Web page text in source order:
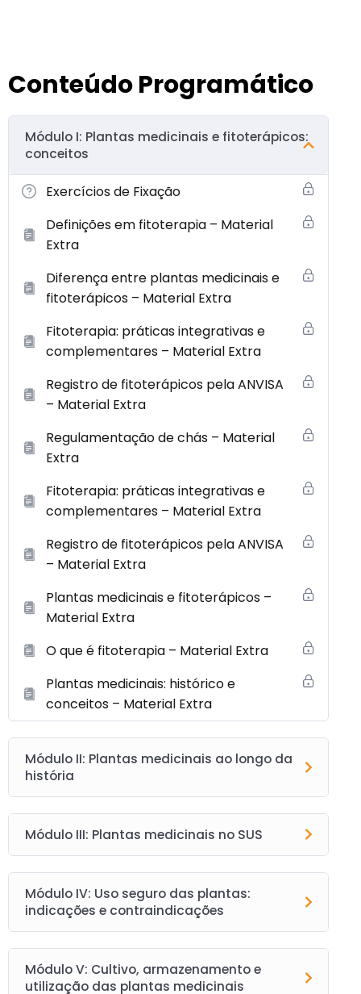
Conteúdo Programático
Módulo I: Plantas medicinais e fitoterápicos:
conceitos
Exercícios de Fixação
Definições em fitoterapia – Material
Extra
Diferença entre plantas medicinais e
fitoterápicos – Material Extra
Fitoterapia: práticas integrativas e
complementares – Material Extra
Registro de fitoterápicos pela ANVISA
– Material Extra
Regulamentação de chás – Material
Extra
Fitoterapia: práticas integrativas e
complementares – Material Extra
Registro de fitoterápicos pela ANVISA
– Material Extra
Plantas medicinais e fitoterápicos –
Material Extra
O que é fitoterapia – Material Extra
Plantas medicinais: histórico e
conceitos – Material Extra
Módulo II: Plantas medicinais ao longo da
história
Módulo III: Plantas medicinais no SUS
Módulo IV: Uso seguro das plantas:
indicações e contraindicações
Módulo V: Cultivo, armazenamento e
utilização das plantas medicinais